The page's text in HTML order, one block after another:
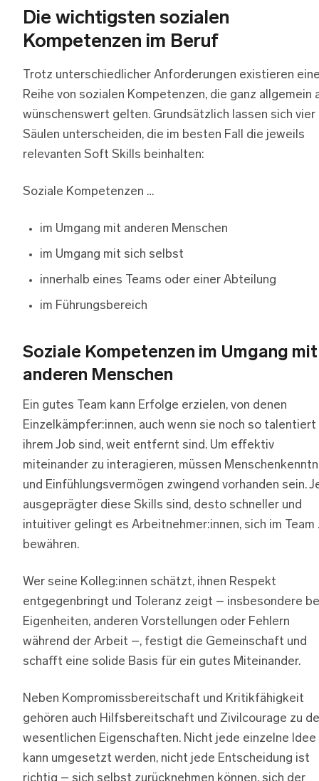
Die wichtigsten sozialen
Kompetenzen im Beruf
Trotz unterschiedlicher Anforderungen existieren
Reihe von sozialen Kompetenzen, die ganz allgemein
wünschenswert gelten. Grundsätzlich lassen sich vier
Säulen unterscheiden, die im besten Fall die jeweils
relevanten Soft Skills beinhalten:
Soziale Kompetenzen …
im Umgang mit anderen Menschen
im Umgang mit sich selbst
innerhalb eines Teams oder einer Abteilung
im Führungsbereich
Soziale Kompetenzen im Umgang mit
anderen Menschen
Ein gutes Team kann Erfolge erzielen, von denen
Einzelkämpfer:innen, auch wenn sie noch so talentiert
ihrem Job sind, weit entfernt sind. Um effektiv
miteinander zu interagieren, müssen
und Einfühlungsvermögen zwingend vorhanden sein.
ausgeprägter diese Skills sind, desto schneller und
intuitiver gelingt es Arbeitnehmer:innen, sich im Team
bewähren.
Wer seine Kolleg:innen schätzt, ihnen Respekt
entgegenbringt und Toleranz zeigt – insbesondere
Eigenheiten, anderen Vorstellungen oder Fehlern
während der Arbeit –, festigt die Gemeinschaft und
schafft eine solide Basis für ein gutes Miteinander.
Neben Kompromissbereitschaft und Kritikfähigkeit
gehören auch Hilfsbereitschaft und Zivilcourage zu
wesentlichen Eigenschaften. Nicht jede einzelne Idee
kann umgesetzt werden, nicht jede Entscheidung ist
richtig – sich selbst zurücknehmen können, sich der